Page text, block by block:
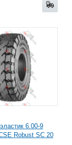
6.00-9
Robust SC 20